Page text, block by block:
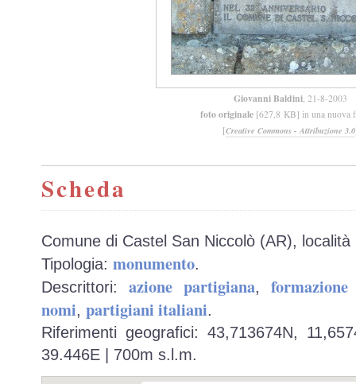
Giovanni Baldini, 21-8-2003
foto originale [627,8 KB] in una nuova
[Creative Commons - Attribuzione 3.0
Scheda
Comune di Castel San Niccolò (AR), località
Tipologia: monumento.
Descrittori:azione partigiana,
nomi, partigiani italiani.
Riferimenti geografici: 43,713674N,
39.446E | 700m s.l.m.